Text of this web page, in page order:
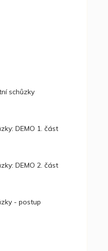
schůzky
DEMO 1. část
DEMO 2. část
- postup